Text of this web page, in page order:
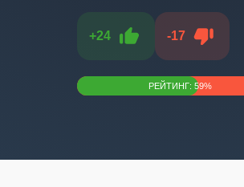
+24 -17
РЕЙТИНГ: 59%